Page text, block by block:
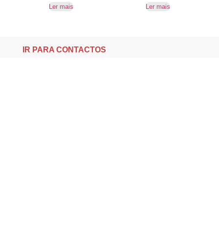
Ler mais Ler mais
IR PARA CONTACTOS